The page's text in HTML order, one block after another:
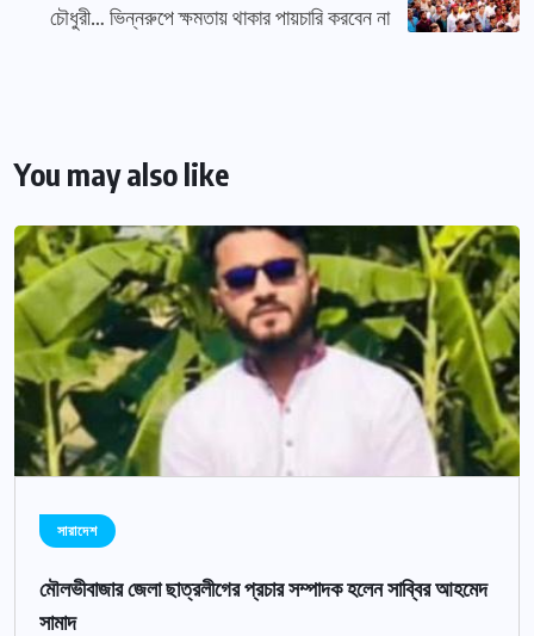
চৌধুরী… ভিন্নরুপে ক্ষমতায় থাকার পায়চারি করবেন না
You may also like
সারাদেশ
মৌলভীবাজার জেলা ছাত্রলীগের প্রচার সম্পাদক হলেন সাব্বির আহমেদ
সামাদ